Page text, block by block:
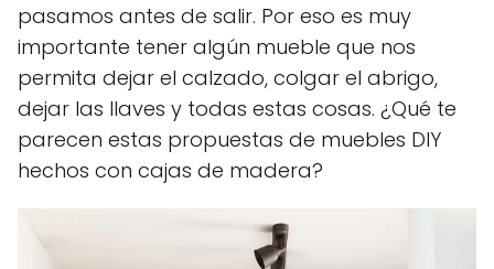
pasamos antes de salir. Por eso es muy
importante tener algún mueble que nos
permita dejar el calzado, colgar el abrigo,
dejar las llaves y todas estas cosas. ¿Qué te
parecen estas propuestas de muebles DIY
hechos con cajas de madera?